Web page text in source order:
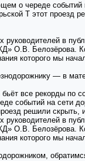
о череде
Т этот
руководителей в
О.В. Белозёрова.
которого мы
— в
все рекорды по
событий на сети
решили
руководителей в
О.В. Белозёрова.
которого мы